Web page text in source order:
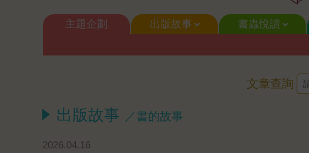
主題企劃 出版故事 書蟲悅讀
文章查詢
出版故事 ／書的故事
2026.04.16